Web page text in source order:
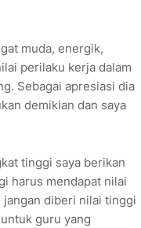
muda, energik,
perilaku kerja dalam
Sebagai apresiasi dia
demikian dan saya
tinggi saya berikan
harus mendapat nilai
jangan diberi nilai tinggi
guru yang